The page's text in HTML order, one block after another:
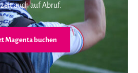
auch auf Abruf.
Magenta buchen